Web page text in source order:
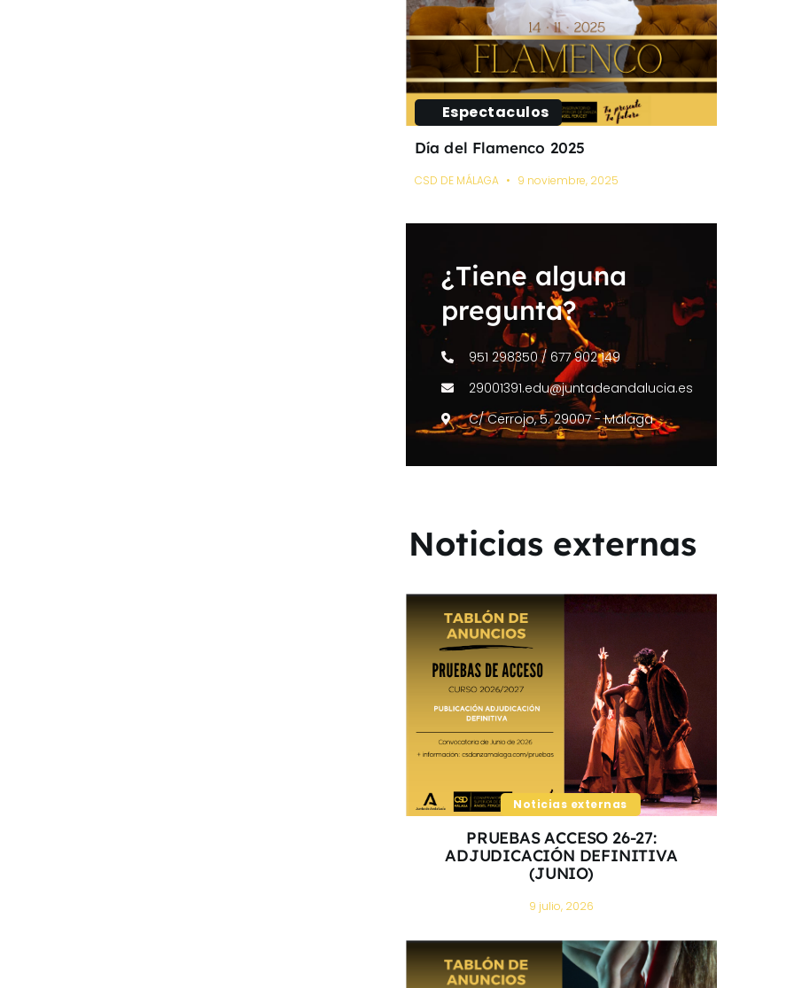
Espectaculos
Día del Flamenco 2025
CSD DE MÁLAGA 9 noviembre, 2025
¿Tiene alguna
pregunta?
951 298350 / 677 902 149
29001391.edu@juntadeandalucia.es
C/ Cerrojo, 5. 29007 - Málaga
Noticias externas
Noticias externas
PRUEBAS ACCESO 26-27:
ADJUDICACIÓN DEFINITIVA
(JUNIO)
9 julio, 2026